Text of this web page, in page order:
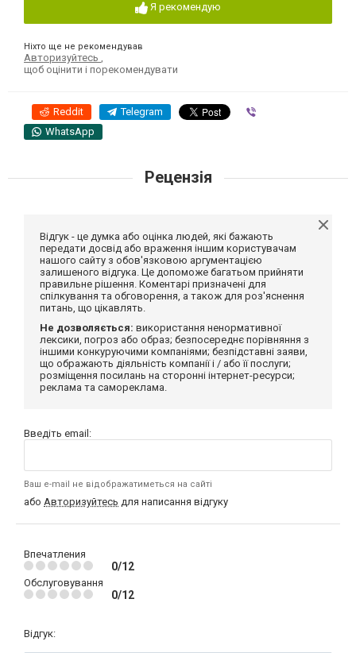
Я рекомендую
Ніхто ще не рекомендував
Авторизуйтесь
щоб оцінити і порекомендувати
Reddit Telegram
WhatsApp
Рецензія
Відгук - це думка або оцінка людей, які бажають
передати досвід або враження іншим користувачам
нашого сайту з обов'язковою аргументацією
залишеного відгука. Це допоможе багатьом прийняти
правильне рішення. Коментарі призначені для
спілкування та обговорення, а також для роз'яснення
питань, що цікавлять.
Не дозволяється: використання ненормативної
лексики, погроз або образ; безпосереднє порівняння з
іншими конкуруючими компаніями; безпідставні заяви,
що ображають діяльність компанії і / або її послуги;
розміщення посилань на сторонні інтернет-ресурси;
реклама та самореклама.
Введіть email:
Ваш e-mail не відображатиметься на сайті
або Авторизуйтесь для написання відгуку
Впечатления
0/12
Обслуговування
0/12
Відгук: